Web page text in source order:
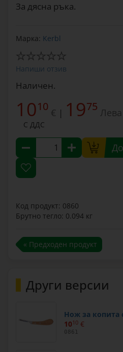
За дясна ръка.
Марка: Kerbl
Напиши отзив
Наличен.
1010 € | 1975 Лева
С ДДС
Код продукт: 0860
Брутно тегло: 0.094 кг
« Предходен продукт
Други версии
Нож за копита
1010 €
0861